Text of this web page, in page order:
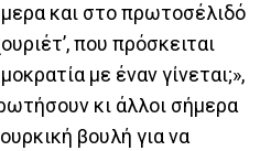
και στο πρωτοσέλιδό
που πρόσκειται
με έναν γίνεται;»,
κι άλλοι σήμερα
βουλή για να